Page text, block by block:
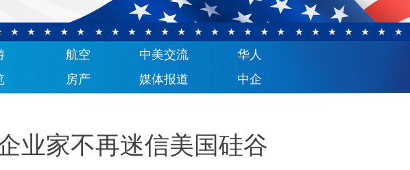
航空 中美交流
华人
房产 媒体报道 中企
业家不再迷信美国硅谷